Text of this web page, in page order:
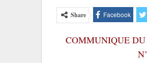
Share Facebook
COMMUNIQUE